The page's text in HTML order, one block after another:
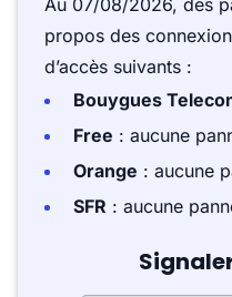
Au 07/08/2026, des
propos des
d’accès suivants :
Bouygues
Free : aucune
Orange : aucune
SFR : aucune